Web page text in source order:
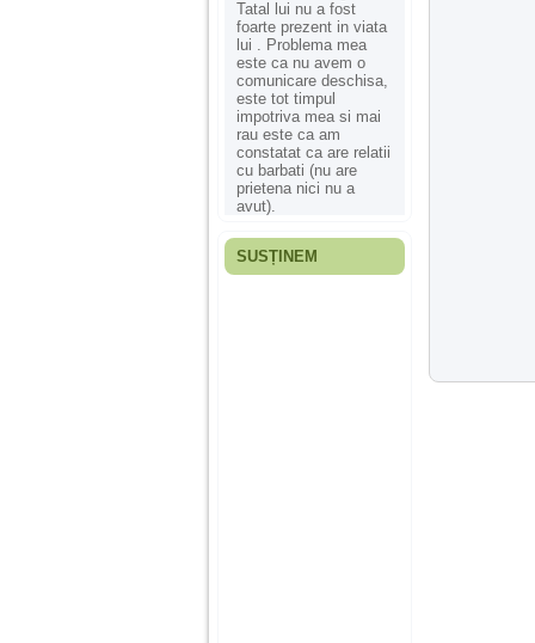
Tatal lui nu a fost
foarte prezent in viata
lui . Problema mea
este ca nu avem o
comunicare deschisa,
este tot timpul
impotriva mea si mai
rau este ca am
constatat ca are relatii
cu barbati (nu are
prietena nici nu a
avut).
Fiica mea s-a nascut
SUSȚINEM